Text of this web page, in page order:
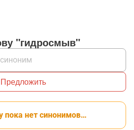
"гидросмыв"
Предложить
пока нет синонимов…